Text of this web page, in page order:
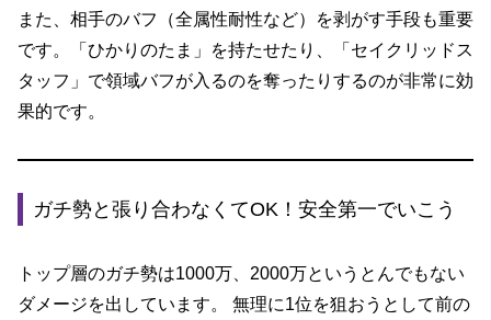
また、相手のバフ（全属性耐性など）を剥がす手段も重要
です。「ひかりのたま」を持たせたり、「セイクリッドス
タッフ」で領域バフが入るのを奪ったりするのが非常に効
果的です。
ガチ勢と張り合わなくてOK！安全第一でいこう
トップ層のガチ勢は1000万、2000万というとんでもない
ダメージを出しています。 無理に1位を狙おうとして前の